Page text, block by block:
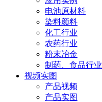
电池原材料
染料颜料
化工行业
农药行业
粉末冶金
制药、食品行业
视频实图
产品视频
产品实图